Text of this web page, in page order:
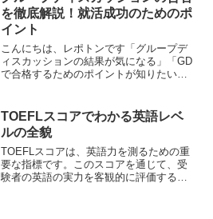
いて、徹底解説します！レ...
を徹底解説！就活成功のためのポ
イント
こんにちは、レポトンです「グループデ
ィスカッションの結果が気になる」「GD
で合格するためのポイントが知りたい」
について、徹底解説します！レポトンこ
の記事は次のような人に...
TOEFLスコアでわかる英語レベ
ルの全貌
TOEFLスコアは、英語力を測るための重
要な指標です。このスコアを通じて、受
験者の英語の実力を客観的に評価するこ